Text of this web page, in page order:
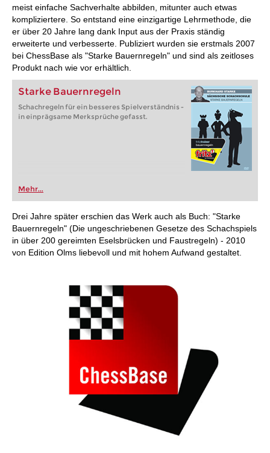
meist einfache Sachverhalte abbilden, mitunter auch etwas
kompliziertere. So entstand eine einzigartige Lehrmethode, die
er über 20 Jahre lang dank Input aus der Praxis ständig
erweiterte und verbesserte. Publiziert wurden sie erstmals 2007
bei ChessBase als "Starke Bauernregeln" und sind als zeitloses
Produkt nach wie vor erhältlich.
Starke Bauernregeln
Schachregeln für ein besseres Spielverständnis -
in einprägsame Merksprüche gefasst.
Mehr...
Drei Jahre später erschien das Werk auch als Buch: "Starke
Bauernregeln" (Die ungeschriebenen Gesetze des Schachspiels
in über 200 gereimten Eselsbrücken und Faustregeln) - 2010
von Edition Olms liebevoll und mit hohem Aufwand gestaltet.